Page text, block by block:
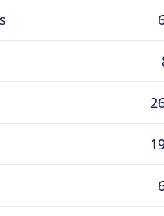
arboré ;
; 3 chambres
; vendue avec robot